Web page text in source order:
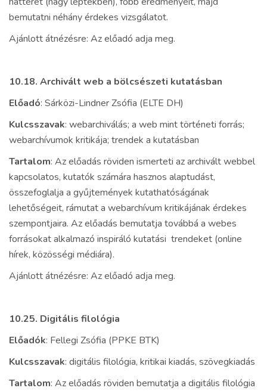
bemutatni néhány érdekes vizsgálatot.
Ajánlott átnézésre: Az előadó adja meg.
10.18. Archivált web a bölcsészeti kutatásban
Előadó: Sárközi-Lindner Zsófia (ELTE DH)
Kulcsszavak: webarchiválás; a web mint történeti forrás;
webarchívumok kritikája; trendek a kutatásban
Tartalom: Az előadás röviden ismerteti az archivált webbel
kapcsolatos, kutatók számára hasznos alaptudást,
összefoglalja a gyűjtemények kutathatóságának
lehetőségeit, rámutat a webarchívum kritikájának érdekes
szempontjaira. Az előadás bemutatja továbbá a webes
forrásokat alkalmazó inspiráló kutatási trendeket (online
hírek, közösségi médiára).
Ajánlott átnézésre: Az előadó adja meg.
10.25. Digitális filológia
Előadók: Fellegi Zsófia (PPKE BTK)
Kulcsszavak: digitális filológia, kritikai kiadás, szövegkiadás
Tartalom: Az előadás röviden bemutatja a digitális filológia